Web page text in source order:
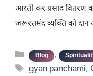
आरती कर प्रसाद वितरण
जरूरतमंद व्यक्ति को दान
Categories
Blog ,
Tags
gyan panchami,